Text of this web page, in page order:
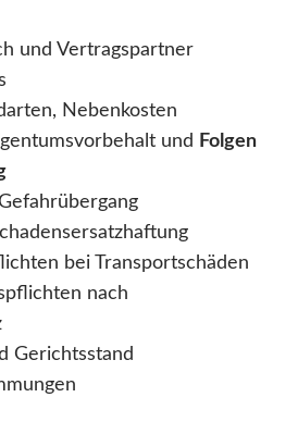
und Vertragspartner
Nebenkosten
und Folgen
bei Transportschäden
nach
Gerichtsstand